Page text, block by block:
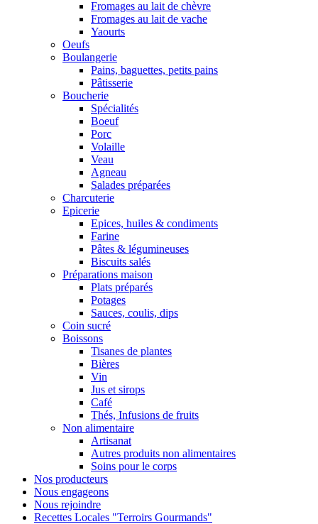
Fromages au lait de chèvre
Fromages au lait de vache
Yaourts
Oeufs
Boulangerie
Pains, baguettes, petits pains
Pâtisserie
Boucherie
Spécialités
Boeuf
Porc
Volaille
Veau
Agneau
Salades préparées
Charcuterie
Epicerie
Epices, huiles & condiments
Farine
Pâtes & légumineuses
Biscuits salés
Préparations maison
Plats préparés
Potages
Sauces, coulis, dips
Coin sucré
Boissons
Tisanes de plantes
Bières
Vin
Jus et sirops
Café
Thés, Infusions de fruits
Non alimentaire
Artisanat
Autres produits non alimentaires
Soins pour le corps
Nos producteurs
Nous engageons
Nous rejoindre
Recettes Locales "Terroirs Gourmands"